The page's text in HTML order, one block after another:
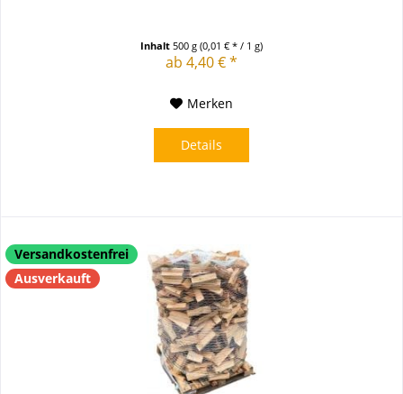
Inhalt500 g(0,01 € * / 1 g)
ab 4,40 € *
Merken
Details
Versandkostenfrei
Ausverkauft